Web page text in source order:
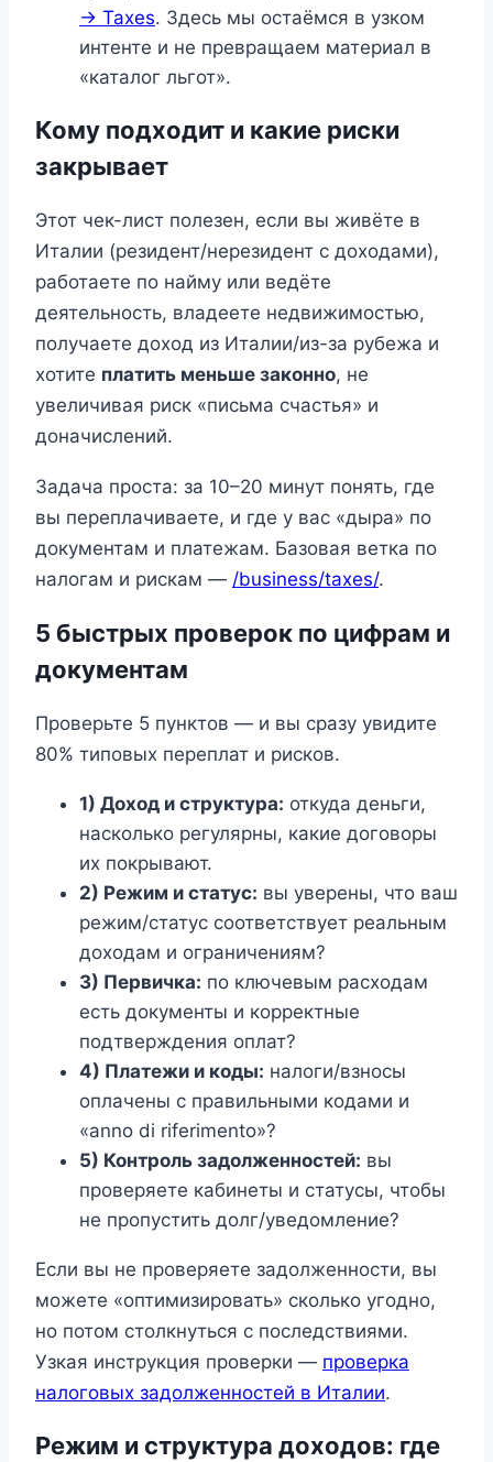
→ Taxes. Здесь мы остаёмся в узком
интенте и не превращаем материал в
«каталог льгот».
Кому подходит и какие риски
закрывает
Этот чек-лист полезен, если вы живёте в
Италии (резидент/нерезидент с доходами),
работаете по найму или ведёте
деятельность, владеете недвижимостью,
получаете доход из Италии/из-за рубежа и
хотите платить меньше законно, не
увеличивая риск «письма счастья» и
доначислений.
Задача проста: за 10–20 минут понять, где
вы переплачиваете, и где у вас «дыра» по
документам и платежам. Базовая ветка по
налогам и рискам — /business/taxes/.
5 быстрых проверок по цифрам и
документам
Проверьте 5 пунктов — и вы сразу увидите
80% типовых переплат и рисков.
1) Доход и структура: откуда деньги,
насколько регулярны, какие договоры
их покрывают.
2) Режим и статус: вы уверены, что ваш
режим/статус соответствует реальным
доходам и ограничениям?
3) Первичка: по ключевым расходам
есть документы и корректные
подтверждения оплат?
4) Платежи и коды: налоги/взносы
оплачены с правильными кодами и
«anno di riferimento»?
5) Контроль задолженностей: вы
проверяете кабинеты и статусы, чтобы
не пропустить долг/уведомление?
Если вы не проверяете задолженности, вы
можете «оптимизировать» сколько угодно,
но потом столкнуться с последствиями.
Узкая инструкция проверки — проверка
налоговых задолженностей в Италии.
Режим и структура доходов: где